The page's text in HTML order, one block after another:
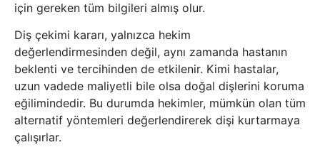
için gereken tüm bilgileri almış olur.
Diş çekimi kararı, yalnızca hekim
değerlendirmesinden değil, aynı zamanda hastanın
beklenti ve tercihinden de etkilenir. Kimi hastalar,
uzun vadede maliyetli bile olsa doğal dişlerini koruma
eğilimindedir. Bu durumda hekimler, mümkün olan tüm
alternatif yöntemleri değerlendirerek dişi kurtarmaya
çalışırlar.